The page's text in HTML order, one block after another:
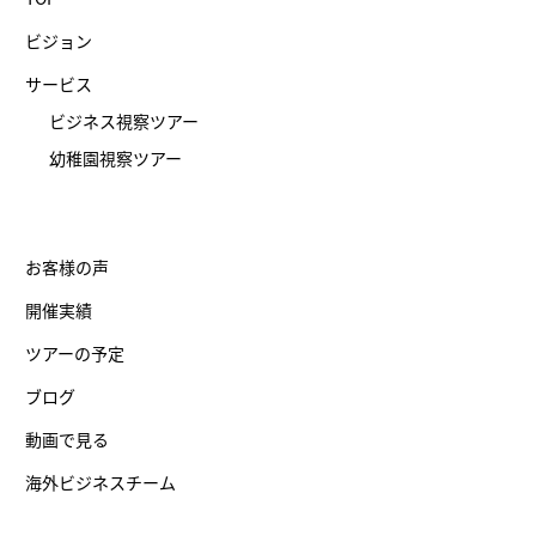
ビジョン
サービス
ビジネス視察ツアー
幼稚園視察ツアー
お客様の声
開催実績
ツアーの予定
ブログ
動画で見る
海外ビジネスチーム